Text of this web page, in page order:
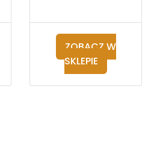
ZOBACZ W
SKLEPIE